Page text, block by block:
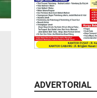
ADVERTORIAL